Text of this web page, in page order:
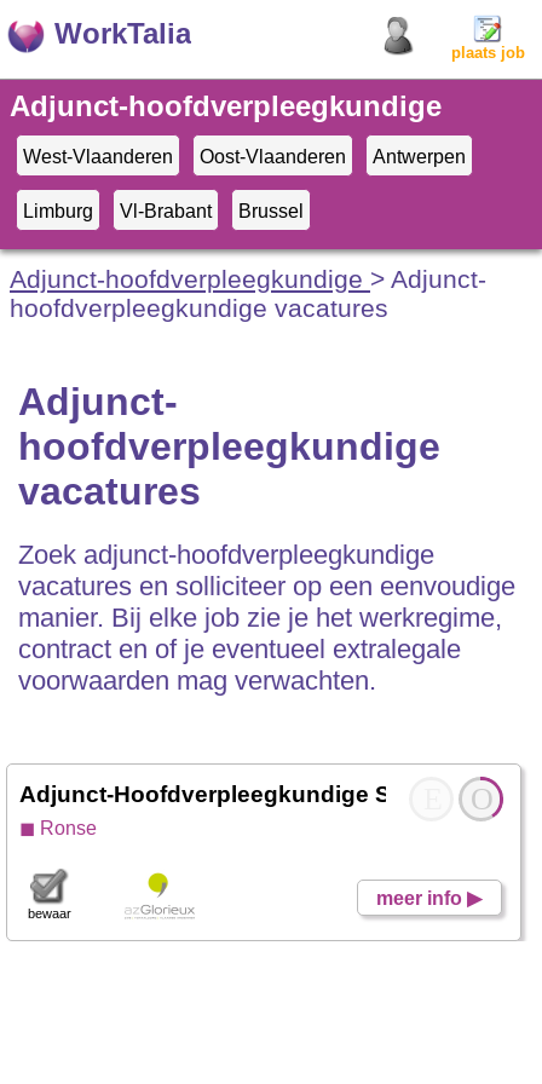
WorkTalia
plaats job
Adjunct-hoofdverpleegkundige
vacatures
West-Vlaanderen Oost-Vlaanderen Antwerpen
Limburg Vl-Brabant Brussel
Adjunct-hoofdverpleegkundige > Adjunct-
hoofdverpleegkundige vacatures
Adjunct-
hoofdverpleegkundige
vacatures
Zoek adjunct-hoofdverpleegkundige
vacatures en solliciteer op een eenvoudige
manier. Bij elke job zie je het werkregime,
contract en of je eventueel extralegale
voorwaarden mag verwachten.
O
Adjunct-Hoofdverpleegkundige SP-loco-
◼ Ronse
meer info ▶
bewaar